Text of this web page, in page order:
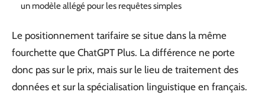
un modèle allégé pour les requêtes simples
Le positionnement tarifaire se situe dans la même
fourchette que ChatGPT Plus. La différence ne porte
donc pas sur le prix, mais sur le lieu de traitement des
données et sur la spécialisation linguistique en français.